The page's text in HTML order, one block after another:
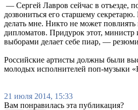
— Сергей Лавров сейчас в отъезде,
дозвониться его старшему секретарю.
делать мне. Никто не может повлиять
дипломатов. Придурок этот, министр
выборами делает себе пиар, —
Российские артисты должны были
молодых исполнителей поп-музыки
21 июля 2014, 15:33
Вам понравилась эта публикация?